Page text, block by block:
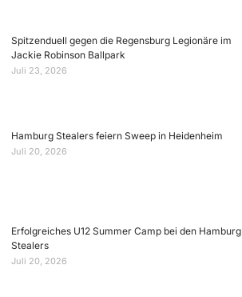
Spitzenduell gegen die Regensburg Legionäre im
Jackie Robinson Ballpark
Juli 23, 2026
Hamburg Stealers feiern Sweep in Heidenheim
Juli 20, 2026
Erfolgreiches U12 Summer Camp bei den Hamburg
Stealers
Juli 20, 2026